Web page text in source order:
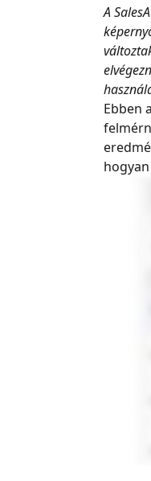
A
Ebben